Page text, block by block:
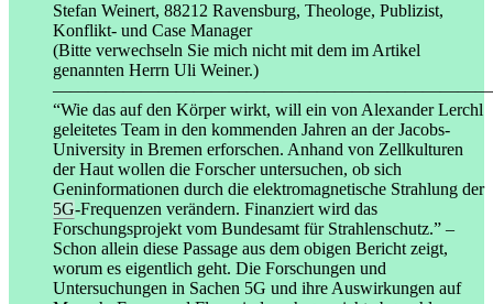
Stefan Weinert, 88212 Ravensburg, Theologe, Publizist,
Konflikt- und Case Manager
(Bitte verwechseln Sie mich nicht mit dem im Artikel
genannten Herrn Uli Weiner.)
“Wie das auf den Körper wirkt, will ein von Alexander Lerchl
geleitetes Team in den kommenden Jahren an der Jacobs-
University in Bremen erforschen. Anhand von Zellkulturen
der Haut wollen die Forscher untersuchen, ob sich
Geninformationen durch die elektromagnetische Strahlung der
5G-Frequenzen verändern. Finanziert wird das
Forschungsprojekt vom Bundesamt für Strahlenschutz.” –
Schon allein diese Passage aus dem obigen Bericht zeigt,
worum es eigentlich geht. Die Forschungen und
Untersuchungen in Sachen 5G und ihre Auswirkungen auf